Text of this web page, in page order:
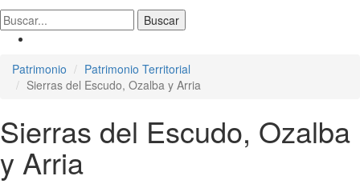
Patrimonio
Patrimonio Territorial
Sierras del Escudo, Ozalba y Arria
Sierras del Escudo, Ozalba
y Arria